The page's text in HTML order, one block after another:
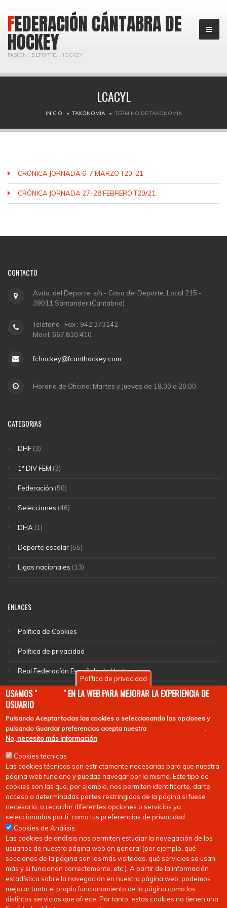
FEDERACIÓN CÁNTABRA DE
HOCKEY
PASIÓN...DEPORTE...HOCKEY
LCACYL
INICIO TAXONOMÍA TÉRMINO DE TAXONOMÍA
CRÓNICA JORNADA 6-7 MARZO T20-21
CRÓNICA JORNADA 27-28 FEBRERO T20/21
CONTACTO
Avda. del Deporte, s/n - Casa del Deporte, Local 215 -
39011 Santander (Cantabria)
Telefono- Fax : 942 373142
Movil: 667.810.410
fchockey@fcanthockey.com
Horario de Oficina: Martes y Jueves de 18,00 a 20,00.
CATEGORIAS
DHF (3)
1ª DIV FEM (3)
Federación (50)
Selecciones (46)
DHA (1)
Deporte escolar (55)
Ligas nacionales (13)
ENLACES
Política de Cookies
Política de privacidad
Real Federacíón Española de Hockey
EuroHockey
Política de privacidad
USAMOS "COOKIES " EN LA WEB PARA MEJORAR LA EXPERIENCIA DE
USUARIO
PulsandoAceptar todas las cookies o seleccionando las opciones y
pulsando Guardar preferencias acepta nuestra .
No, necesito más información
Cookies técnicas
Las cookies técnicas son estrictamente necesarias para que nuestra
página web funcione y puedas navegar por la misma. Este tipo de
cookies son las que, por ejemplo, nos permiten identificarte, darte
acceso a determinadas partes restringidas de la página si fuese
necesario, o recordar diferentes opciones o servicios ya
seleccionados por ti, como tus preferencias de privacidad.
Cookies de Análisis
Las cookies de análisis nos permiten estudiar la navegación de los
usuarios de nuestra página web en general (por ejemplo, qué
secciones de la página son las más visitadas, qué servicios se usan
más y si funcionan correctamente, etc.). A partir de la información
estadística sobre la navegación en nuestra página web, podemos
mejorar tanto el propio funcionamiento de la página como los
distintos servicios que ofrece. Por tanto, estas cookies no tienen una